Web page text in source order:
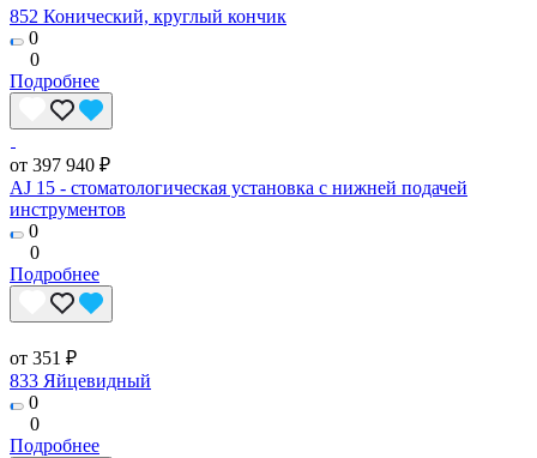
852 Конический, круглый кончик
0
0
Подробнее
от 397 940 ₽
AJ 15 - стоматологическая установка с нижней подачей
инструментов
0
0
Подробнее
от 351 ₽
833 Яйцевидный
0
0
Подробнее